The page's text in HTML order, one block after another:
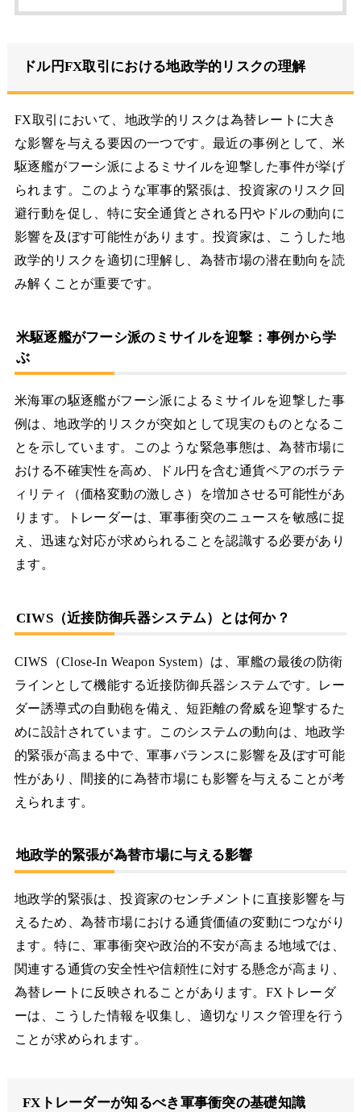
ドル円FX取引における地政学的リスクの理解
FX取引において、地政学的リスクは為替レートに大き
な影響を与える要因の一つです。最近の事例として、米
駆逐艦がフーシ派によるミサイルを迎撃した事件が挙げ
られます。このような軍事的緊張は、投資家のリスク回
避行動を促し、特に安全通貨とされる円やドルの動向に
影響を及ぼす可能性があります。投資家は、こうした地
政学的リスクを適切に理解し、為替市場の潜在動向を読
み解くことが重要です。
米駆逐艦がフーシ派のミサイルを迎撃：事例から学
ぶ
米海軍の駆逐艦がフーシ派によるミサイルを迎撃した事
例は、地政学的リスクが突如として現実のものとなるこ
とを示しています。このような緊急事態は、為替市場に
おける不確実性を高め、ドル円を含む通貨ペアのボラテ
ィリティ（価格変動の激しさ）を増加させる可能性があ
ります。トレーダーは、軍事衝突のニュースを敏感に捉
え、迅速な対応が求められることを認識する必要があり
ます。
CIWS（近接防御兵器システム）とは何か？
CIWS（Close-In Weapon System）は、軍艦の最後の防衛
ラインとして機能する近接防御兵器システムです。レー
ダー誘導式の自動砲を備え、短距離の脅威を迎撃するた
めに設計されています。このシステムの動向は、地政学
的緊張が高まる中で、軍事バランスに影響を及ぼす可能
性があり、間接的に為替市場にも影響を与えることが考
えられます。
地政学的緊張が為替市場に与える影響
地政学的緊張は、投資家のセンチメントに直接影響を与
えるため、為替市場における通貨価値の変動につながり
ます。特に、軍事衝突や政治的不安が高まる地域では、
関連する通貨の安全性や信頼性に対する懸念が高まり、
為替レートに反映されることがあります。FXトレーダ
ーは、こうした情報を収集し、適切なリスク管理を行う
ことが求められます。
FXトレーダーが知るべき軍事衝突の基礎知識